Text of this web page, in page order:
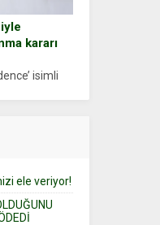
kararı
isimli
ele veriyor!